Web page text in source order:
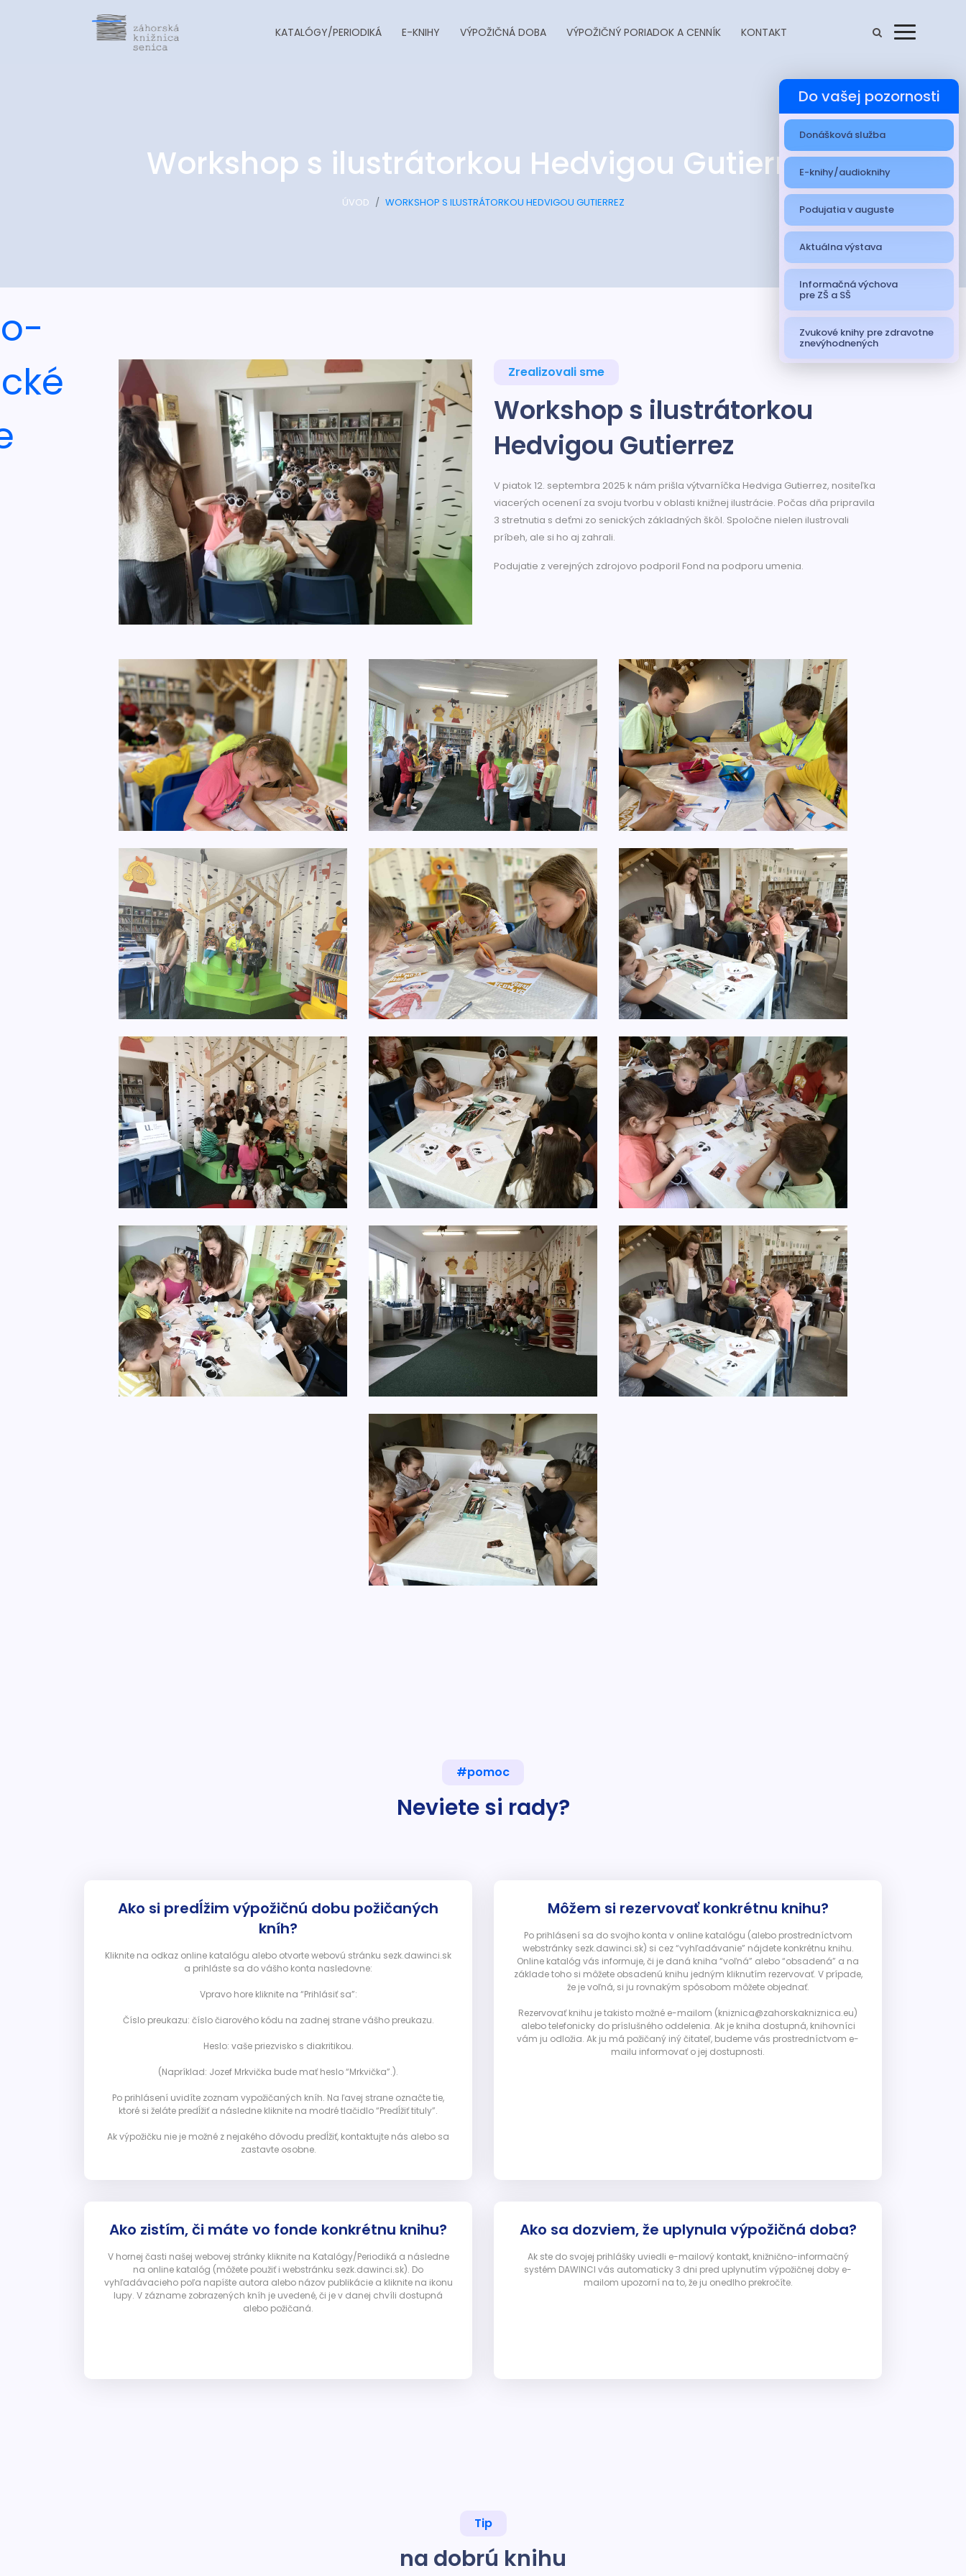
KATALÓGY/PERIODIKÁ E-KNIHY VÝPOŽIČNÁ DOBA VÝPOŽIČNÝ PORIADOK A CENNÍK KONTAKT
Workshop s ilustrátorkou Hedvigou Gutierrez
ÚVOD WORKSHOP S ILUSTRÁTORKOU HEDVIGOU GUTIERREZ
Zrealizovali sme
Workshop s ilustrátorkou
Hedvigou Gutierrez
V piatok 12. septembra 2025 k nám prišla výtvarníčka Hedviga Gutierrez, nositeľka
viacerých ocenení za svoju tvorbu v oblasti knižnej ilustrácie. Počas dňa pripravila
3 stretnutia s deťmi zo senických základných škôl. Spoločne nielen ilustrovali
príbeh, ale si ho aj zahrali.
Podujatie z verejných zdrojovo podporil Fond na podporu umenia.
#pomoc
Neviete si rady?
Ako si predĺžim výpožičnú dobu požičaných
kníh?
Kliknite na odkaz online katalógu alebo otvorte webovú stránku sezk.dawinci.sk
a prihláste sa do vášho konta nasledovne:
Vpravo hore kliknite na “Prihlásiť sa”:
Číslo preukazu: číslo čiarového kódu na zadnej strane vášho preukazu.
Heslo: vaše priezvisko s diakritikou.
(Napríklad: Jozef Mrkvička bude mať heslo “Mrkvička”.).
Po prihlásení uvidíte zoznam vypožičaných kníh. Na ľavej strane označte tie,
ktoré si želáte predĺžiť a následne kliknite na modré tlačidlo “Predĺžiť tituly”.
Ak výpožičku nie je možné z nejakého dôvodu predĺžiť, kontaktujte nás alebo sa
zastavte osobne.
Môžem si rezervovať konkrétnu knihu?
Po prihlásení sa do svojho konta v online katalógu (alebo prostredníctvom
webstránky sezk.dawinci.sk) si cez “vyhľadávanie” nájdete konkrétnu knihu.
Online katalóg vás informuje, či je daná kniha “voľná” alebo “obsadená” a na
základe toho si môžete obsadenú knihu jedným kliknutím rezervovať. V prípade,
že je voľná, si ju rovnakým spôsobom môžete objednať.
Rezervovať knihu je takisto možné e-mailom (kniznica@zahorskakniznica.eu)
alebo telefonicky do príslušného oddelenia. Ak je kniha dostupná, knihovníci
vám ju odložia. Ak ju má požičaný iný čitateľ, budeme vás prostredníctvom e-
mailu informovať o jej dostupnosti.
Ako zistím, či máte vo fonde konkrétnu knihu?
V hornej časti našej webovej stránky kliknite na Katalógy/Periodiká a následne
na online katalóg (môžete použiť i webstránku sezk.dawinci.sk). Do
vyhľadávacieho poľa napíšte autora alebo názov publikácie a kliknite na ikonu
lupy. V zázname zobrazených kníh je uvedené, či je v danej chvíli dostupná
alebo požičaná.
Ako sa dozviem, že uplynula výpožičná doba?
Ak ste do svojej prihlášky uviedli e-mailový kontakt, knižnično-informačný
systém DAWINCI vás automaticky 3 dni pred uplynutím výpožičnej doby e-
mailom upozorní na to, že ju onedlho prekročíte.
Do vašej pozornosti
Donášková služba
E-knihy/audioknihy
Podujatia v auguste
Aktuálna výstava
Informačná výchova
pre ZŠ a SŠ
Zvukové knihy pre zdravotne
znevýhodnených
Tip
na dobrú knihu